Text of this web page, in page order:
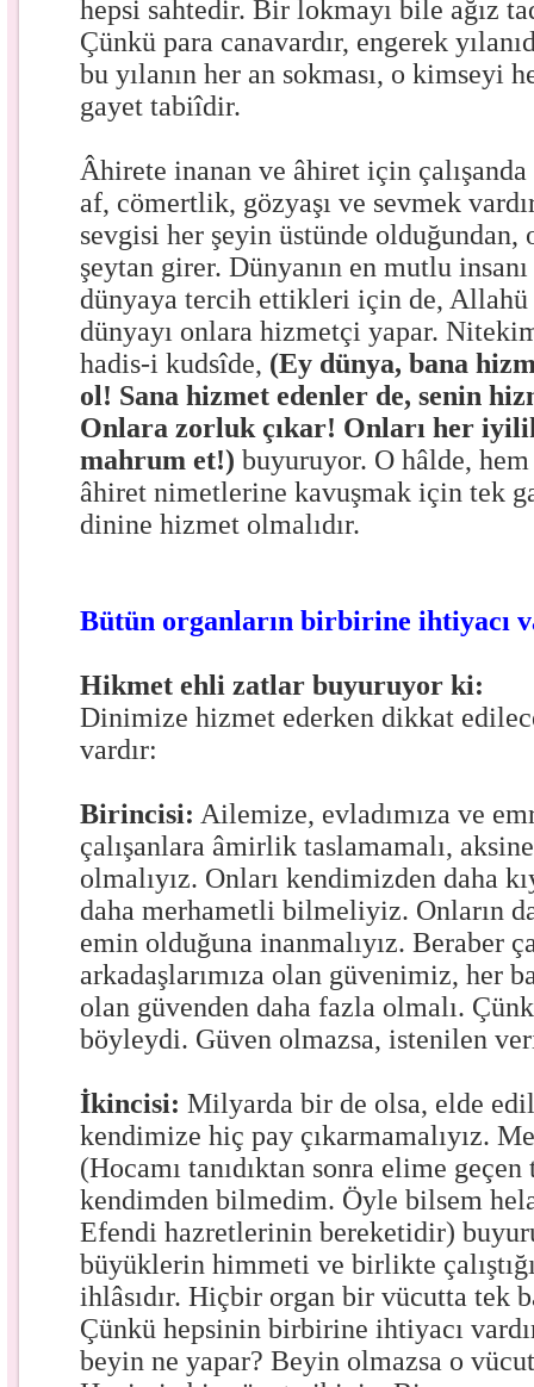
hepsi sahtedir. Bir lokmayı bile ağız
Çünkü para canavardır, engerek
bu yılanın her an sokması, o kimseyi
gayet tabiîdir.
Âhirete inanan ve âhiret için
af, cömertlik, gözyaşı ve sevmek
sevgisi her şeyin üstünde olduğundan,
şeytan girer. Dünyanın en mutlu
dünyaya tercih ettikleri için de, Allahü
dünyayı onlara hizmetçi yapar.
hadis-i kudsîde, (Ey dünya, bana
ol! Sana hizmet edenler de, senin
Onlara zorluk çıkar! Onları her
mahrum et!)buyuruyor. O hâlde,
âhiret nimetlerine kavuşmak için tek
dinine hizmet olmalıdır.
Bütün organların birbirine ihtiyacı
Hikmet ehli zatlar buyuruyor ki:
Dinimize hizmet ederken dikkat
vardır:
Birincisi: Ailemize, evladımıza ve
çalışanlara âmirlik taslamamalı,
olmalıyız. Onları kendimizden daha
daha merhametli bilmeliyiz. Onların
emin olduğuna inanmalıyız. Beraber
arkadaşlarımıza olan güvenimiz, her
olan güvenden daha fazla olmalı.
böyleydi. Güven olmazsa, istenilen
İkincisi:Milyarda bir de olsa, elde
kendimize hiç pay çıkarmamalıyız.
(Hocamı tanıdıktan sonra elime
kendimden bilmedim. Öyle bilsem
Efendi hazretlerinin bereketidir)
büyüklerin himmeti ve birlikte
ihlâsıdır. Hiçbir organ bir vücutta tek
Çünkü hepsinin birbirine ihtiyacı
beyin ne yapar? Beyin olmazsa o